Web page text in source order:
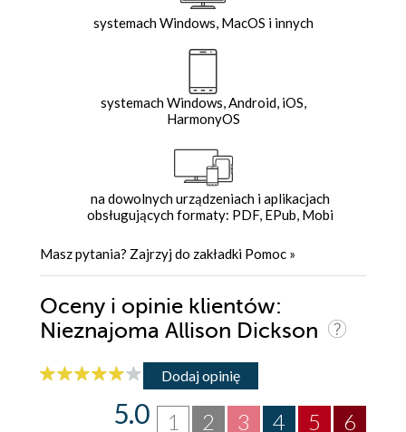
systemach Windows, MacOS i innych
systemach Windows, Android, iOS,
HarmonyOS
na dowolnych urządzeniach i aplikacjach
obsługujących formaty: PDF, EPub, Mobi
Masz pytania? Zajrzyj do zakładki Pomoc »
Oceny i opinie klientów:
Nieznajoma Allison Dickson
Dodaj opinię
6
5
4
3
2
1
5.0